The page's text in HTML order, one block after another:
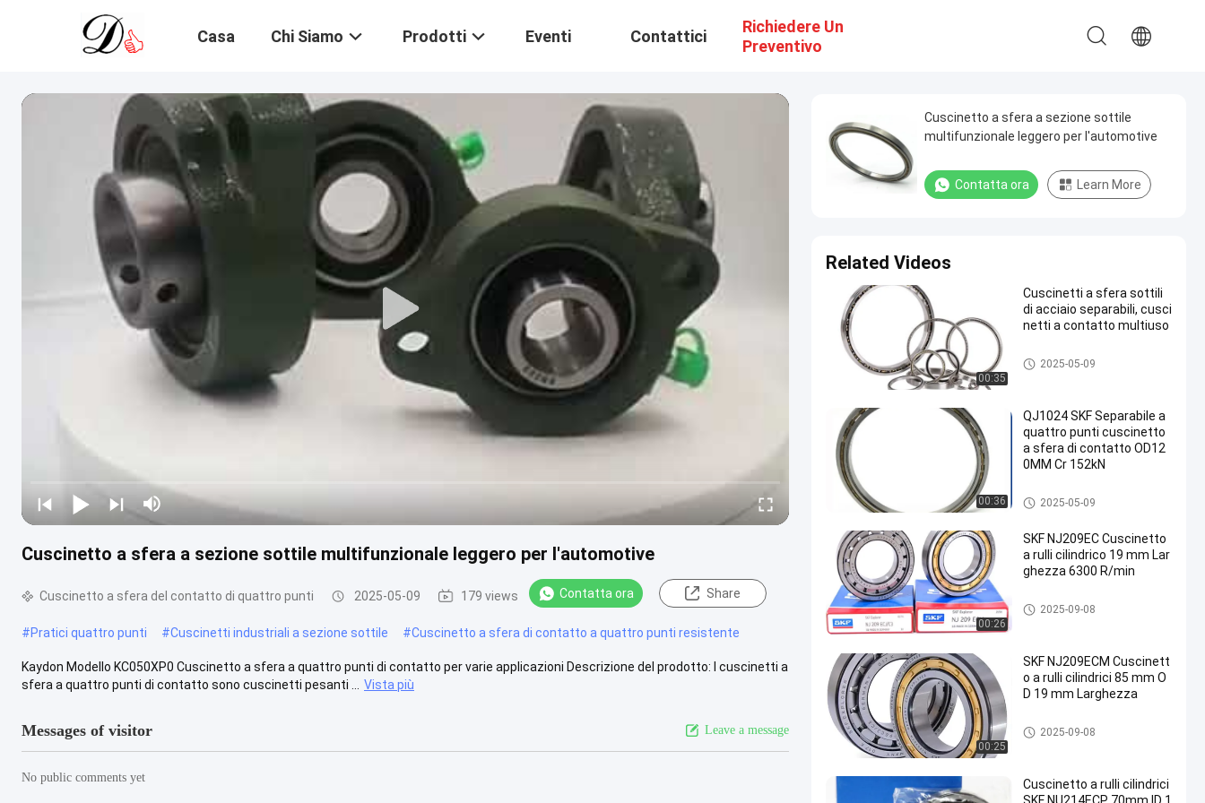
Casa Chi Siamo Prodotti Eventi Contattici
Richiedere Un
Preventivo
Cuscinetto a sfera a sezione sottile multifunzionale leggero per l'automotive
Cuscinetto a sfera del contatto di quattro punti 2025-05-09 179 views Contatta ora Share
#Pratici quattro punti #Cuscinetti industriali a sezione sottile #Cuscinetto a sfera di contatto a quattro punti resistente
Kaydon Modello KC050XP0 Cuscinetto a sfera a quattro punti di contatto per varie applicazioni Descrizione del prodotto: I cuscinetti a
sfera a quattro punti di contatto sono cuscinetti pesanti ...
Vista più
Messages of visitor Leave a message
No public comments yet
Cuscinetto a sfera a sezione sottile
multifunzionale leggero per l'automotive
Contatta ora Learn More
Related Videos
00:35
Cuscinetti a sfera sottili
di acciaio separabili, cusci
netti a contatto multiuso
Cuscinetto a sfera del contatt
o di quattro punti
2025-05-09
00:36
QJ1024 SKF Separabile a
quattro punti cuscinetto
a sfera di contatto OD12
0MM Cr 152kN
Cuscinetto a sfera del contatt
o di quattro punti
2025-05-09
00:26
SKF NJ209EC Cuscinetto
a rulli cilindrico 19 mm Lar
ghezza 6300 R/min
Cuscinetto a rulli cilindrico
2025-09-08
00:25
SKF NJ209ECM Cuscinett
o a rulli cilindrici 85 mm O
D 19 mm Larghezza
Cuscinetto a rulli cilindrico
2025-09-08
Cuscinetto a rulli cilindrici